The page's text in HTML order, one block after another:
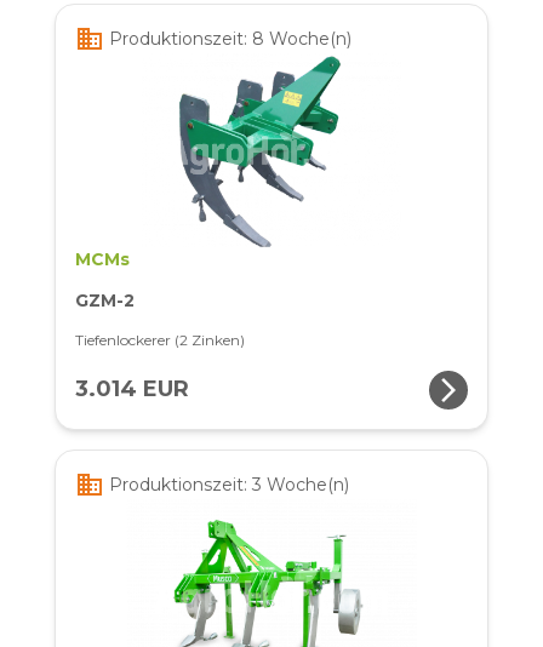
business Produktionszeit: 8 Woche(n)
MCMs
GZM-2
Tiefenlockerer (2 Zinken)
3.014 EUR arrow_forward_ios
business Produktionszeit: 3 Woche(n)